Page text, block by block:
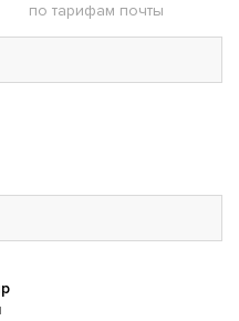
по тарифам почты